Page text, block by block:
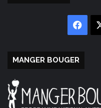
MANGER BOUGER